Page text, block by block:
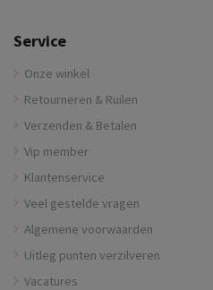
Service
Onze winkel
Retourneren & Ruilen
Verzenden & Betalen
Vip member
Klantenservice
Veel gestelde vragen
Algemene voorwaarden
Uitleg punten verzilveren
Vacatures